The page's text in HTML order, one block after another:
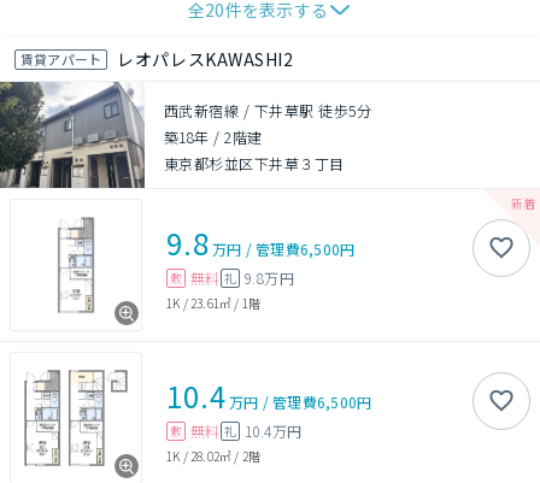
全20件を表示する
賃貸アパート レオパレスKAWASHI2
西武新宿線 / 下井草駅 徒歩5分
築18年 /2階建
東京都杉並区下井草３丁目
9.8万円 /管理費6,500円
敷 無料 礼 9.8万円
1K / 23.61㎡ / 1階
10.4万円 /管理費6,500円
敷 無料 礼 10.4万円
1K / 28.02㎡ / 2階